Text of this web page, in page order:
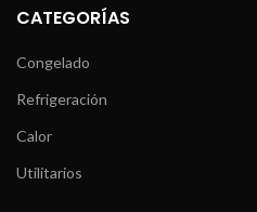
CATEGORÍAS
Congelado
Refrigeración
Calor
Utilitarios